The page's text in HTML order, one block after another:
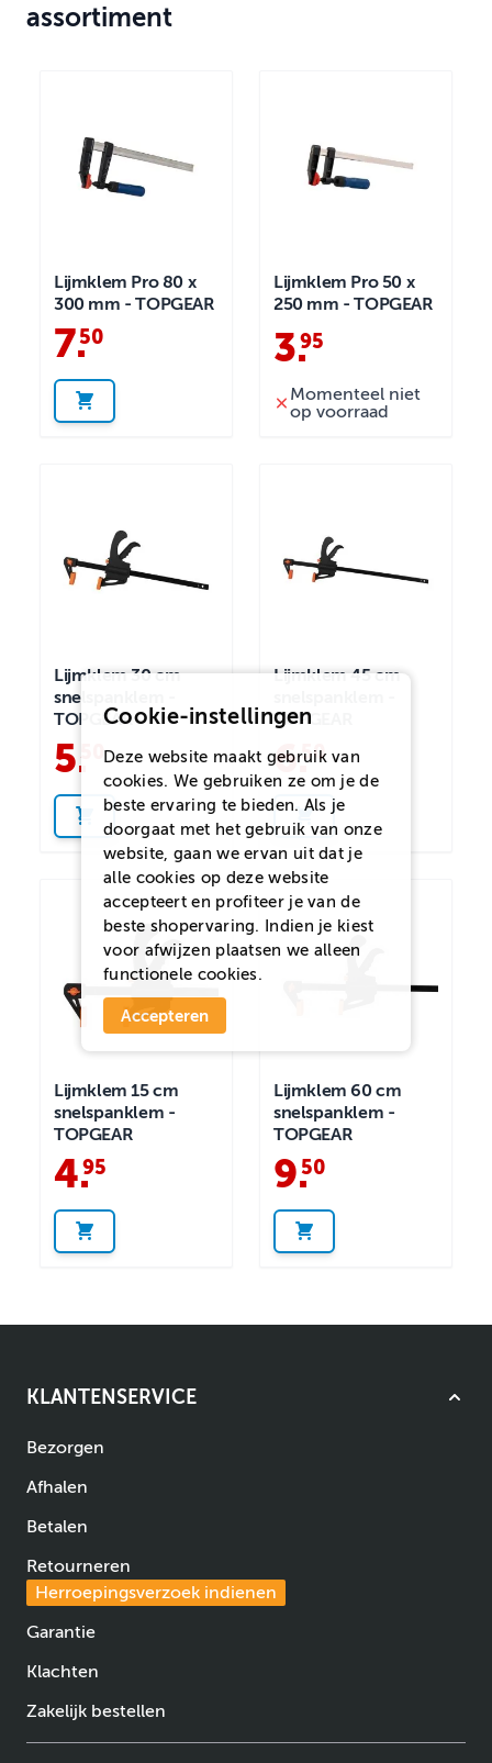
assortiment
Lijmklem Pro 80 x
300 mm - TOPGEAR
7.
50
Lijmklem Pro 50 x
250 mm - TOPGEAR
3.
95
Momenteel niet
op voorraad
Lijmklem 30 cm
snelspanklem -
TOPGEAR
5.50
Lijmklem 45 cm
TOPGEAR
6.50
Lijmklem 15 cm
snelspanklem -
TOPGEAR
4.
95
Lijmklem 60 cm
snelspanklem -
TOPGEAR
9.
50
KLANTENSERVICE
Bezorgen
Afhalen
Betalen
Retourneren
Herroepingsverzoek indienen
Garantie
Klachten
Zakelijk bestellen
Cookie-instellingen
Deze website maakt gebruik van
cookies. We gebruiken ze om je de
beste ervaring te bieden. Als je
doorgaat met het gebruik van onze
website, gaan we ervan uit dat je
alle cookies op deze website
accepteert en profiteer je van de
beste shopervaring. Indien je kiest
voor afwijzen plaatsen we alleen
functionele cookies.
Accepteren